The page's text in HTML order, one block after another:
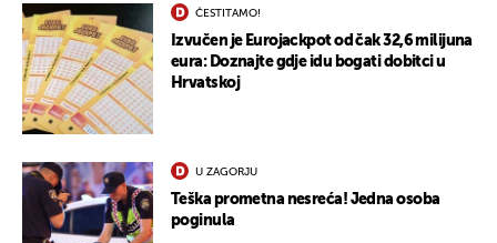
ČESTITAMO!
Izvučen je Eurojackpot od čak 32,6 milijuna
eura: Doznajte gdje idu bogati dobitci u
Hrvatskoj
U ZAGORJU
Teška prometna nesreća! Jedna osoba
poginula